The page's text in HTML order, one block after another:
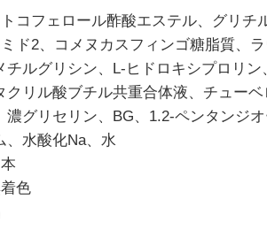
コフェロール酢酸エステル、グリチ
ド2、コメヌカスフィンゴ糖脂質、
チルグリシン、L-ヒドロキシプロリ
クリル酸ブチル共重合体液、チュー
濃グリセリン、BG、1.2-ペンタンジ
、水酸化Na、水
色